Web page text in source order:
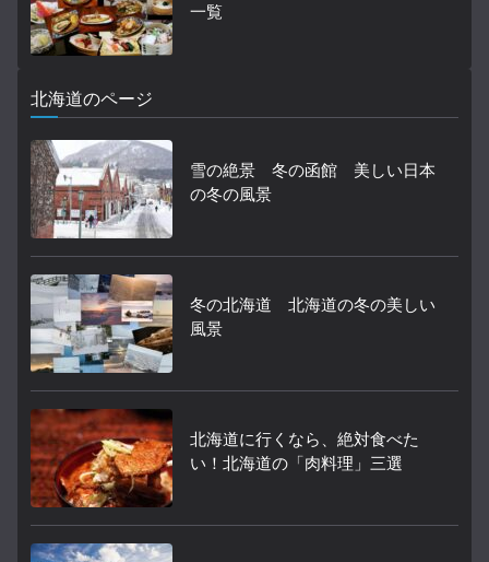
一覧
北海道のページ
雪の絶景 冬の函館 美しい日本
の冬の風景
冬の北海道 北海道の冬の美しい
風景
北海道に行くなら、絶対食べた
い！北海道の「肉料理」三選